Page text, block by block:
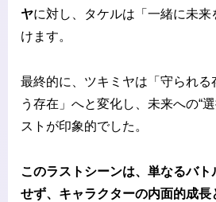
ヤに対し、タケルは「一緒に未
けます。
最終的に、ツキミヤは「守られる
う存在」へと変化し、未来への“
ストが印象的でした。
このラストシーンは、単なるバト
せず、キャラクターの内面的成長